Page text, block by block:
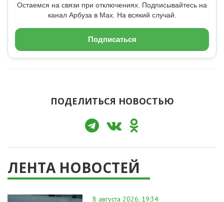
Остаемся на связи при отключениях. Подписывайтесь на
канал Арбуза в Max. На всякий случай.
Подписаться
ПОДЕЛИТЬСЯ НОВОСТЬЮ
ЛЕНТА НОВОСТЕЙ
8 августа 2026, 19:34